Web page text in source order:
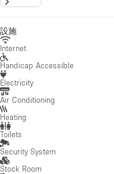
設施
Internet
Handicap Accessible
Electricity
Air Conditioning
Heating
Toilets
Security System
Stock Room